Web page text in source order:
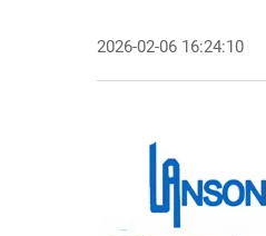
2026-02-06 16:24:10